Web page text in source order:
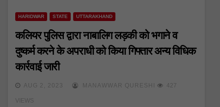
HARIDWAR STATE UTTARAKHAND
कलियर पुलिस द्वारा नाबालिग लड़की को भगाने व
दुष्कर्म करने के अपराधी को किया गिफ्तार अन्य विधिक
कार्रवाई जारी
AUG 2, 2023 MANAWWAR QURESHI 427
VIEWS